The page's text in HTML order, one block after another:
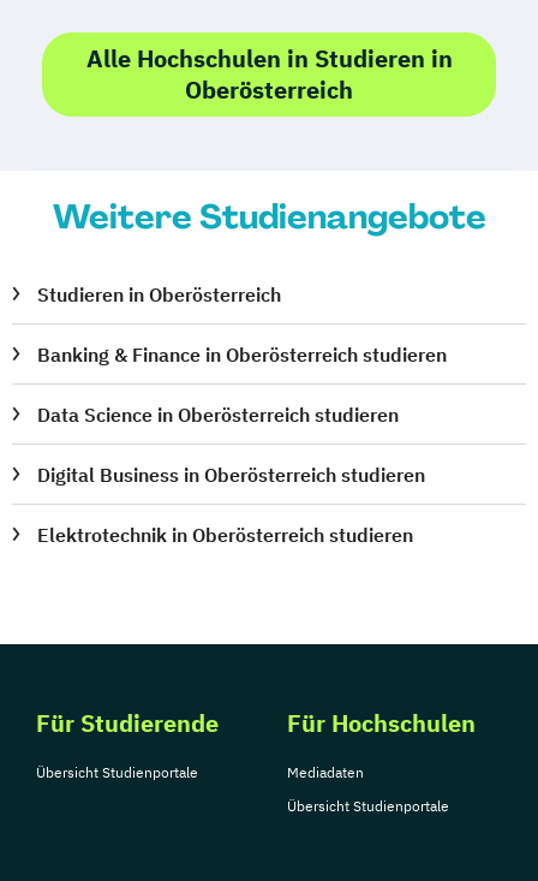
Robotics (DE/EN)
Social Media
Soziale Arbeit Schwerpunkt Kinder und
Sportmanagement
Supply Chain Management
Tourismusmanagement UX Design
Umweltingenieurwesen Vertragsrecht
Wirtschaftsinformatik (DE/EN)
Wirtschaftsingenieurwesen Medizintechnik
Wirtschaftsrecht Ökonom/in
Alle Hochschulen in Studieren in
Oberösterreich
Weitere Studienangebote
Studieren in Oberösterreich
Banking & Finance in Oberösterreich studieren
Data Science in Oberösterreich studieren
Digital Business in Oberösterreich studieren
Elektrotechnik in Oberösterreich studieren
Für Studierende
Übersicht Studienportale
Für Hochschulen
Mediadaten
Übersicht Studienportale